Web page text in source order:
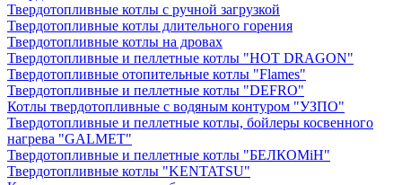
Твердотопливные котлы с ручной загрузкой
Твердотопливные котлы длительного горения
Твердотопливные котлы на дровах
Твердотопливные и пеллетные котлы "HOT DRAGON"
Твердотопливные отопительные котлы "Flames"
Твердотопливные и пеллетные котлы "DEFRO"
Котлы твердотопливные с водяным контуром "УЗПО"
Твердотопливные и пеллетные котлы, бойлеры косвенного
нагрева "GALMET"
Твердотопливные и пеллетные котлы "БЕЛКОМiН"
Твердотопливные котлы "KENTATSU"